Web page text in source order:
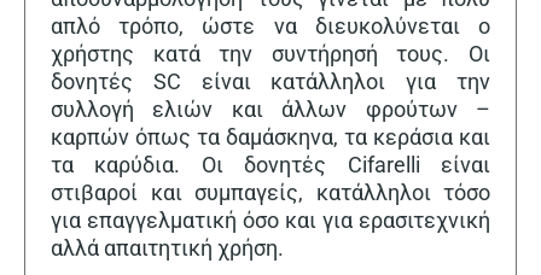
απλό τρόπο, ώστε να διευκολύνεται ο
χρήστης κατά την συντήρησή τους. Οι
δονητές SC είναι κατάλληλοι για την
συλλογή ελιών και άλλων φρούτων –
καρπών όπως τα δαμάσκηνα, τα κεράσια και
τα καρύδια. Οι δονητές Cifarelli είναι
στιβαροί και συμπαγείς, κατάλληλοι τόσο
για επαγγελματική όσο και για ερασιτεχνική
αλλά απαιτητική χρήση.